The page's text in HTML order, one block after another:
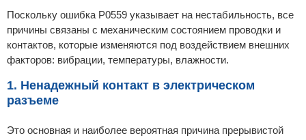
Поскольку ошибка P0559 указывает на нестабильность, все
причины связаны с механическим состоянием проводки и
контактов, которые изменяются под воздействием внешних
факторов: вибрации, температуры, влажности.
1. Ненадежный контакт в электрическом
разъеме
Это основная и наиболее вероятная причина прерывистой